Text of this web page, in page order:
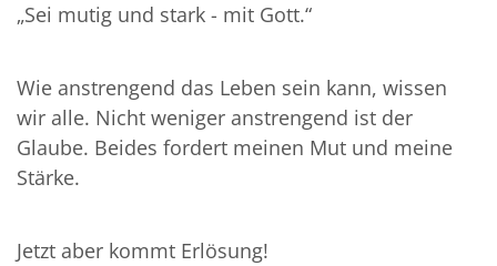
„Sei mutig und stark - mit Gott.“
Wie anstrengend das Leben sein kann, wissen
wir alle. Nicht weniger anstrengend ist der
Glaube. Beides fordert meinen Mut und meine
Stärke.
Jetzt aber kommt Erlösung!